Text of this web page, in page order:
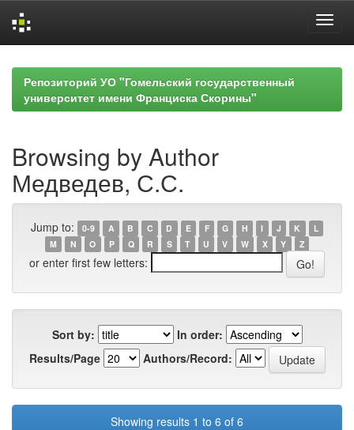
navigationРепозиторий УО "Гомельский государственный
университет имени Франциска Скорины"
Browsing by Author
Медведев, С.С.
Jump to: 0-9 A B C D E F G H I J K
L
M
N O P Q R S T U V W X Y Z
or enter first few letters:
Sort by:
In order:
Results/Page
Authors/Record:
Showing results 1 to 6 of 6